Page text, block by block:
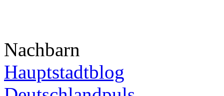
Nachbarn
Hauptstadtblog